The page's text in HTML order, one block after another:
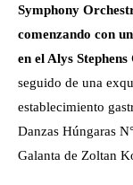
Symphony
comenzando con
en el Alys Stephens
seguido de una
establecimiento
Danzas Húngaras
Galanta de Zoltan